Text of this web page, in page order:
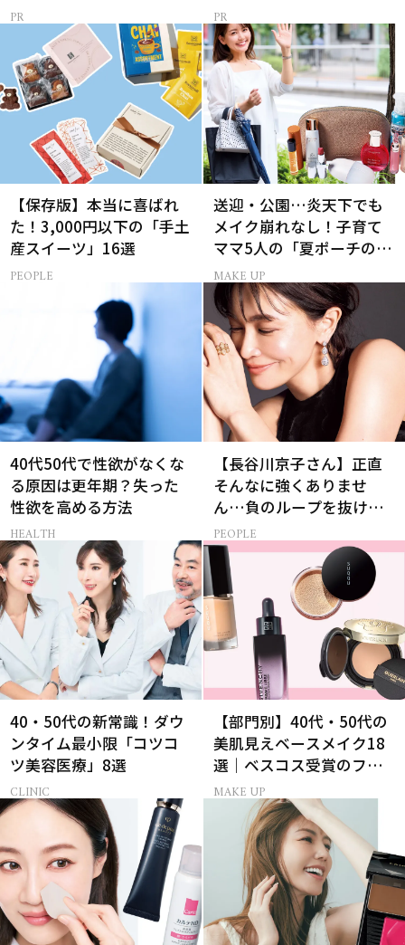
【保存版】本当に喜ばれ
た！3,000円以下の「手土
産スイーツ」16選
PEOPLE
送迎・公園…炎天下でも
メイク崩れなし！子育て
ママ5人の「夏ポーチの中
身」
MAKE UP
40代50代で性欲がなくな
る原因は更年期？失った
性欲を高める方法
HEALTH
【長谷川京子さん】正直
そんなに強くありませ
ん…負のループを抜ける
15分の習慣とは?
PEOPLE
40・50代の新常識！ダウ
ンタイム最小限「コツコ
ツ美容医療」8選
CLINIC
【部門別】40代・50代の
美肌見えベースメイク18
選｜ベスコス受賞のファ
ンデ・下地・パウダー
MAKE UP